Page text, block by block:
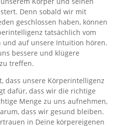
Denn sobald wir mit
geschlossen haben, können
tatsächlich vom
und auf unsere Intuition hören.
bessere und klügere
treffen.
dass unsere Körperintelligenz
dafür, dass wir die richtige
Menge zu uns aufnehmen,
dass wir gesund bleiben.
in Deine körpereigenen